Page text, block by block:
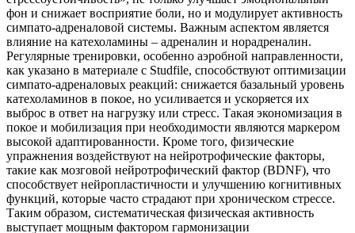
фон и снижает восприятие боли, но и модулирует активность
симпато-адреналовой системы. Важным аспектом является
влияние на катехоламины – адреналин и норадреналин.
Регулярные тренировки, особенно аэробной направленности,
как указано в материале с Studfile, способствуют оптимизации
симпато-адреналовых реакций: снижается базальный уровень
катехоламинов в покое, но усиливается и ускоряется их
выброс в ответ на нагрузку или стресс. Такая экономизация в
покое и мобилизация при необходимости являются маркером
высокой адаптированности. Кроме того, физические
упражнения воздействуют на нейротрофические факторы,
такие как мозговой нейротрофический фактор (BDNF), что
способствует нейропластичности и улучшению когнитивных
функций, которые часто страдают при хроническом стрессе.
Таким образом, систематическая физическая активность
выступает мощным фактором гармонизации